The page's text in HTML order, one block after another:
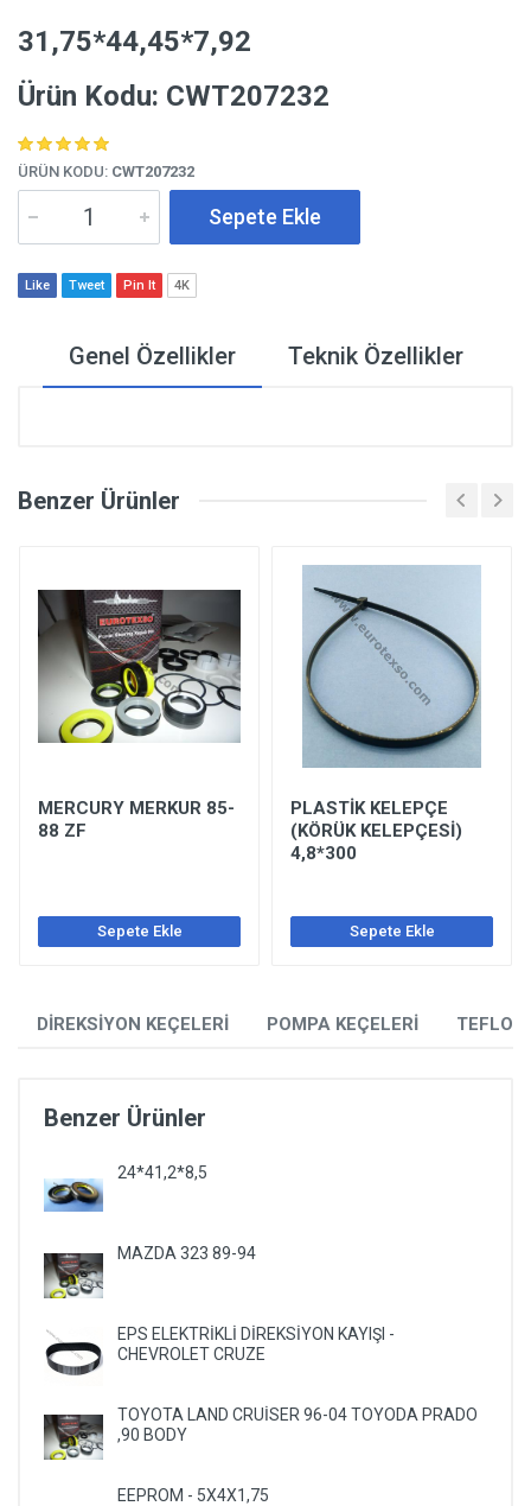
DİREKSİYON KEÇELERİ POMPA KEÇELERİ
Benzer Ürünler
24*41,2*8,5
MAZDA 323 89-94
EPS ELEKTRİKLİ DİREKSİYON KAYIŞI -
CHEVROLET CRUZE
TOYOTA LAND CRUİSER 96-04 TOYODA PRADO
,90 BODY
EEPROM - 5X4X1,75
31,75*44,45*7,92
Ürün Kodu: CWT207232
ÜRÜN KODU: CWT207232
Sepete Ekle
Like Tweet Pin It 4K
Genel Özellikler Teknik Özellikler
Benzer Ürünler
MERCURY MERKUR 85-
88 ZF
Sepete Ekle
PLASTİK KELEPÇE
(KÖRÜK KELEPÇESİ)
4,8*300
Sepete Ekle